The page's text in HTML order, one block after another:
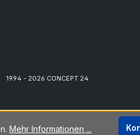
1994 - 2026 CONCEPT 24
Mehr Informationen ...